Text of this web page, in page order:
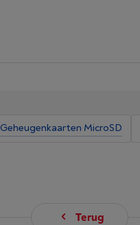
Geheugenkaarten MicroSD
Terug